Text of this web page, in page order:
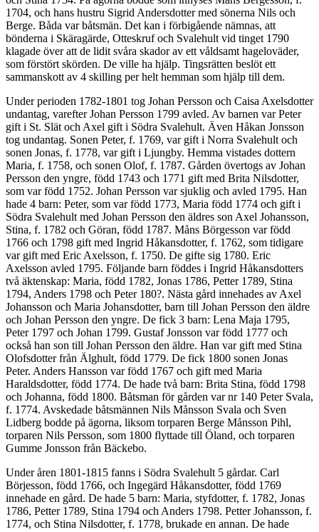
1704, och hans hustru Sigrid Andersdotter med sönerna Nils och
Berge. Båda var båtsmän. Det kan i förbigående nämnas, att
bönderna i Skäragärde, Otteskruf och Svalehult vid tinget 1790
klagade över att de lidit svåra skador av ett våldsamt hageloväder,
som förstört skörden. De ville ha hjälp. Tingsrätten beslöt ett
sammanskott av 4 skilling per helt hemman som hjälp till dem.
Under perioden 1782-1801 tog Johan Persson och Caisa Axelsdotter
undantag, varefter Johan Persson 1799 avled. Av barnen var Peter
gift i St. Slät och Axel gift i Södra Svalehult. Även Håkan Jonsson
tog undantag. Sonen Peter, f. 1769, var gift i Norra Svalehult och
sonen Jonas, f. 1778, var gift i Ljungby. Hemma vistades dottern
Maria, f. 1758, och sonen Olof, f. 1787. Gården övertogs av Johan
Persson den yngre, född 1743 och 1771 gift med Brita Nilsdotter,
som var född 1752. Johan Persson var sjuklig och avled 1795. Han
hade 4 barn: Peter, som var född 1773, Maria född 1774 och gift i
Södra Svalehult med Johan Persson den äldres son Axel Johansson,
Stina, f. 1782 och Göran, född 1787. Måns Börgesson var född
1766 och 1798 gift med Ingrid Håkansdotter, f. 1762, som tidigare
var gift med Eric Axelsson, f. 1750. De gifte sig 1780. Eric
Axelsson avled 1795. Följande barn föddes i Ingrid Håkansdotters
två äktenskap: Maria, född 1782, Jonas 1786, Petter 1789, Stina
1794, Anders 1798 och Peter 180?. Nästa gård innehades av Axel
Johansson och Maria Johansdotter, barn till Johan Persson den äldre
och Johan Persson den yngre. De fick 3 barn: Lena Maja 1795,
Peter 1797 och Johan 1799. Gustaf Jonsson var född 1777 och
också han son till Johan Persson den äldre. Han var gift med Stina
Olofsdotter från Älghult, född 1779. De fick 1800 sonen Jonas
Peter. Anders Hansson var född 1767 och gift med Maria
Haraldsdotter, född 1774. De hade två barn: Brita Stina, född 1798
och Johanna, född 1800. Båtsman för gården var nr 140 Peter Svala,
f. 1774. Avskedade båtsmännen Nils Månsson Svala och Sven
Lidberg bodde på ägorna, liksom torparen Berge Månsson Pihl,
torparen Nils Persson, som 1800 flyttade till Öland, och torparen
Gumme Jonsson från Bäckebo.
Under åren 1801-1815 fanns i Södra Svalehult 5 gårdar. Carl
Börjesson, född 1766, och Ingegärd Håkansdotter, född 1769
innehade en gård. De hade 5 barn: Maria, styfdotter, f. 1782, Jonas
1786, Petter 1789, Stina 1794 och Anders 1798. Petter Johansson, f.
1774, och Stina Nilsdotter, f. 1778, brukade en annan. De hade